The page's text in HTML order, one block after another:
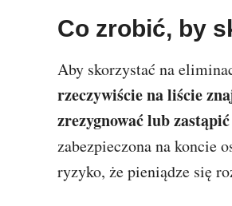
Co zrobić, by
Aby skorzystać na
rzeczywiście na liście
zrezygnować lub
zabezpieczona na koncie
ryzyko, że pieniądze się